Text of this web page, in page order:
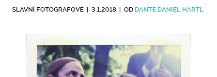
SLAVNÍ FOTOGRAFOVÉ 3.1.2018 OD DANTE DANIEL HARTL